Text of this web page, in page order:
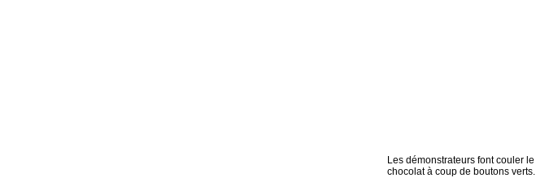
Les démonstrateurs font couler le
chocolat à coup de boutons verts.